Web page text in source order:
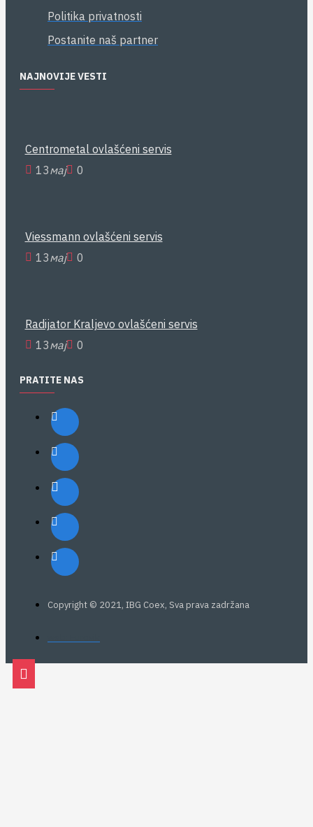
Politika privatnosti
Postanite naš partner
NAJNOVIJE VESTI
Centrometal ovlašćeni servis
13мај 0
Viessmann ovlašćeni servis
13мај 0
Radijator Kraljevo ovlašćeni servis
13мај 0
PRATITE NAS
Copyright © 2021, IBG Coex, Sva prava zadržana